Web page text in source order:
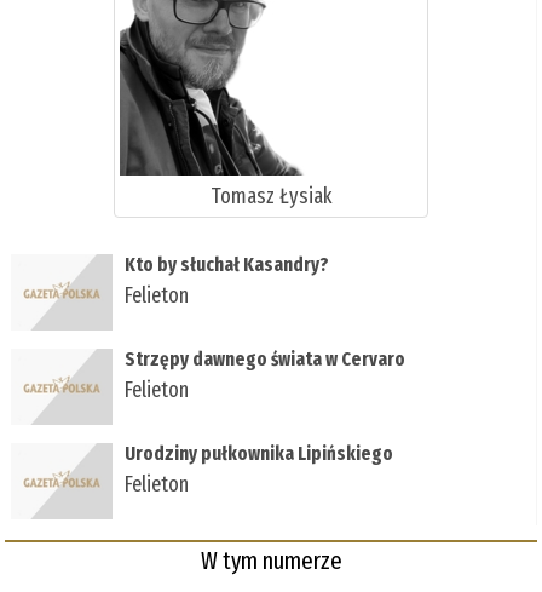
Tomasz Łysiak
Kto by słuchał Kasandry?
Felieton
Strzępy dawnego świata w Cervaro
Felieton
Urodziny pułkownika Lipińskiego
Felieton
W tym numerze